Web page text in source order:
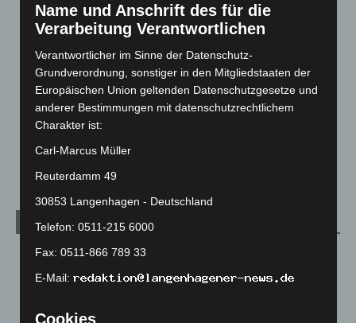
Hannover und Region
Langenhagen und Ortsteile
Leserbriefe
Menschen
Über uns
Veranstaltungen
Welt
Archiv
August 2026(12)
Juli 2026 (73)
Name und Anschrift des für die
Verarbeitung Verantwortlichen
Verantwortlicher im Sinne der Datenschutz-
Grundverordnung, sonstiger in den Mitgliedstaaten der
Europäischen Union geltenden Datenschutzgesetze und
anderer Bestimmungen mit datenschutzrechtlichem
Charakter ist:
Carl-Marcus Müller
Reuterdamm 49
30853 Langenhagen - Deutschland
Telefon: 0511-215 6000
Fax: 0511-866 789 33
E-Mail:
Cookies